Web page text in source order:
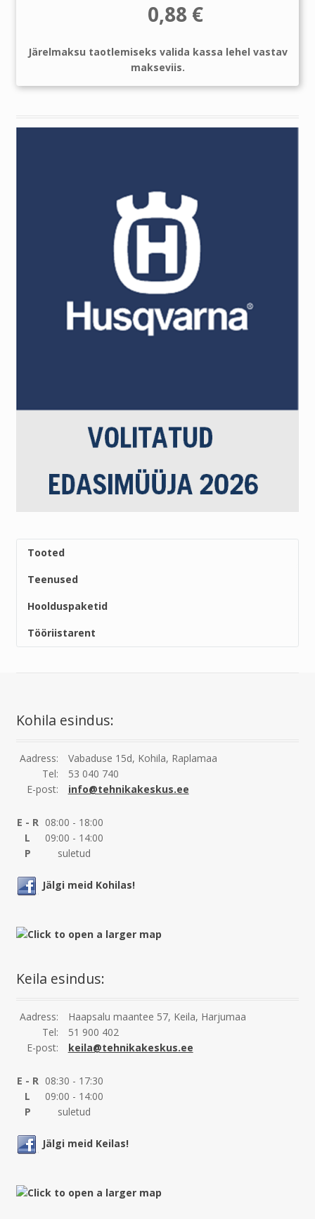
0,88€
Järelmaksu taotlemiseks valida kassa lehel vastav
makseviis.
Tooted
Teenused
Hoolduspaketid
Tööriistarent
Kohila esindus:
Aadress:
Vabaduse 15d, Kohila, Raplamaa
Tel:
53 040 740
E-post:
info@tehnikakeskus.ee
E - R 08:00 - 18:00
L
09:00 - 14:00
P
suletud
Jälgi meid Kohilas!
Keila esindus:
Aadress:
Haapsalu maantee 57, Keila, Harjumaa
Tel:
51 900 402
E-post:
keila@tehnikakeskus.ee
E - R 08:30 - 17:30
L
09:00 - 14:00
P
suletud
Jälgi meid Keilas!